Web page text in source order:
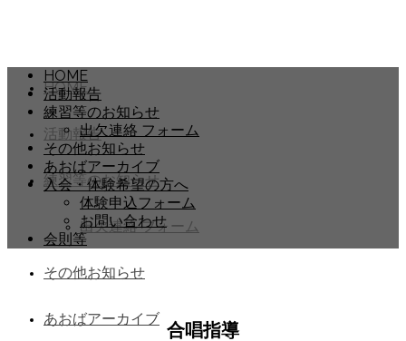
HOME
活動報告
練習等のお知らせ
出欠連絡 フォーム
その他お知らせ
あおばアーカイブ
HOME
活動報告
練習等のお知らせ
出欠連絡 フォーム
その他お知らせ
あおばアーカイブ
入会・体験希望の方へ
体験申込フォーム
お問い合わせ
会則等
合唱指導